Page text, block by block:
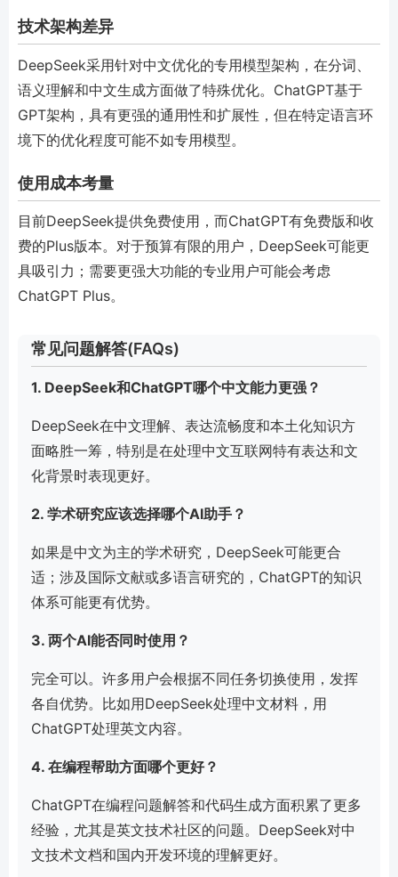
技术架构差异
DeepSeek采用针对中文优化的专用模型架构，在分词、
语义理解和中文生成方面做了特殊优化。ChatGPT基于
GPT架构，具有更强的通用性和扩展性，但在特定语言环
境下的优化程度可能不如专用模型。
使用成本考量
目前DeepSeek提供免费使用，而ChatGPT有免费版和收
费的Plus版本。对于预算有限的用户，DeepSeek可能更
具吸引力；需要更强大功能的专业用户可能会考虑
ChatGPT Plus。
常见问题解答(FAQs)
1. DeepSeek和ChatGPT哪个中文能力更强？
DeepSeek在中文理解、表达流畅度和本土化知识方
面略胜一筹，特别是在处理中文互联网特有表达和文
化背景时表现更好。
2. 学术研究应该选择哪个AI助手？
如果是中文为主的学术研究，DeepSeek可能更合
适；涉及国际文献或多语言研究的，ChatGPT的知识
体系可能更有优势。
3. 两个AI能否同时使用？
完全可以。许多用户会根据不同任务切换使用，发挥
各自优势。比如用DeepSeek处理中文材料，用
ChatGPT处理英文内容。
4. 在编程帮助方面哪个更好？
ChatGPT在编程问题解答和代码生成方面积累了更多
经验，尤其是英文技术社区的问题。DeepSeek对中
文技术文档和国内开发环境的理解更好。